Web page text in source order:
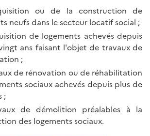
ou de la construction de
neufs dans le secteur locatif social ;
de logements achevés depuis
ans faisant l'objet de travaux de
;
de rénovation ou de réhabilitation
sociaux achevés depuis plus de
;
de démolition préalables à la
des logements sociaux.